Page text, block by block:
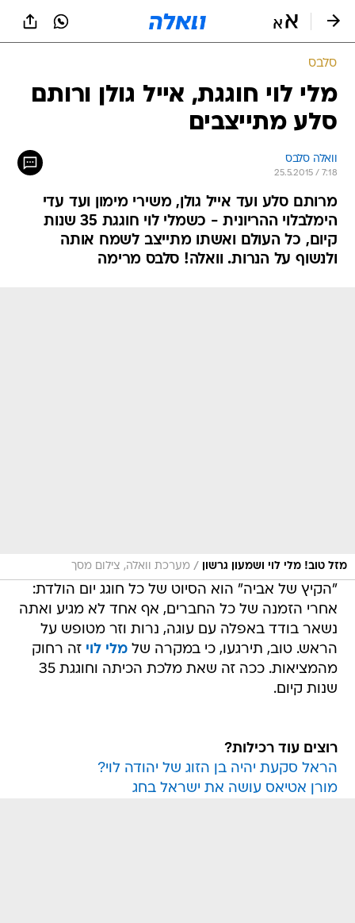
סלבס
מלי לוי חוגגת, אייל גולן ורותם
סלע מתייצבים
וואלה סלבס
25.5.2015 / 7:18
מרותם סלע ועד אייל גולן, משירי מימון ועד עדי
הימלבלוי ההריונית - כשמלי לוי חוגגת 35 שנות
קיום, כל העולם ואשתו מתייצב לשמח אותה
ולנשוף על הנרות. וואלה! סלבס מרימה
מזל טוב! מלי לוי ושמעון גרשון / מערכת וואלה, צילום מסך
"הקיץ של אביה" הוא הסיוט של כל חוגג יום הולדת:
אחרי הזמנה של כל החברים, אף אחד לא מגיע ואתה
נשאר בודד באפלה עם עוגה, נרות וזר מטופש על
הראש. טוב, תירגעו, כי במקרה שלמלי לוי זה רחוק
מהמציאות. ככה זה שאת מלכת הכיתה וחוגגת 35
שנות קיום.
רוצים עוד רכילות?
הראל סקעת יהיה בן הזוג של יהודה לוי?
מורן אטיאס עושה את ישראל בחג